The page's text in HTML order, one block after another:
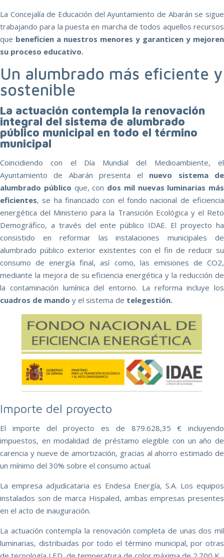
La Concejalía de Educación del Ayuntamiento de Abarán se sigue
trabajando para la puesta en marcha de todos aquellos recursos
que beneficien a nuestros menores y garanticen y mejoren
su proceso educativo.
Un alumbrado más eficiente y
sostenible
La actuación contempla la renovación
integral del sistema de alumbrado
público municipal en todo el término
municipal
Coincidiendo con el Día Mundial del Medioambiente, el
Ayuntamiento de Abarán presenta el nuevo sistema de
alumbrado público que, con dos mil nuevas luminarias más
eficientes, se ha financiado con el fondo nacional de eficiencia
energética del Ministerio para la Transición Ecológica y el Reto
Demográfico, a través del ente público IDAE. El proyecto ha
consistido en reformar las instalaciones municipales de
alumbrado público exterior existentes con el fin de reducir su
consumo de energía final, así como, las emisiones de CO2,
mediante la mejora de su eficiencia energética y la reducción de
la contaminación lumínica del entorno. La reforma incluye los
cuadros de mando y el sistema de telegestión.
Importe del proyecto
El importe del proyecto es de 879.628,35 € incluyendo
impuestos, en modalidad de préstamo elegible con un año de
carencia y nueve de amortización, gracias al ahorro estimado de
un mínimo del 30% sobre el consumo actual.
La empresa adjudicataria es Endesa Energía, S.A. Los equipos
instalados son de marca Hispaled, ambas empresas presentes
en el acto de inauguración.
La actuación contempla la renovación completa de unas dos mil
luminarias, distribuidas por todo el término municipal, por otras